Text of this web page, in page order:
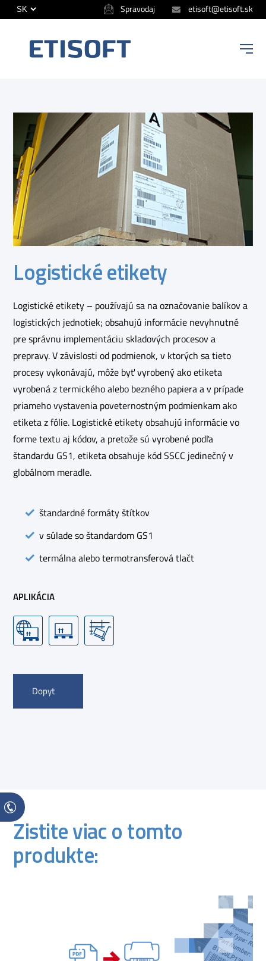
Spravodaj etisoft@etisoft.sk
Logistické etikety
Logistické etikety – používajú sa na označovanie balíkov a
logistických jednotiek; obsahujú informácie nevyhnutné
pre správnu implementáciu skladových procesov a
prepravy. V závislosti od podmienok, v ktorých sa tieto
procesy vykonávajú, môže byť vyrobený ako etiketa
vyrobená z termického alebo bezného papiera a v prípade
priameho vystavenia poveternostným podmienkam ako
etiketa z fólie. Logistické etikety obsahujú informácie vo
forme textu aj kódov, a pretože sú vyrobené podľa
štandardu GS1, etiketa obsahuje kód SSCC jedinečný v
globálnom meradle.
štandardné formáty štítkov
v súlade so štandardom GS1
termálna alebo termotransferová tlačt
APLIKÁCIA
Dopyt
Zistite viac o tomto
produkte: